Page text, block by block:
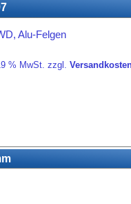
Alu-Felgen
% MwSt. zzgl.